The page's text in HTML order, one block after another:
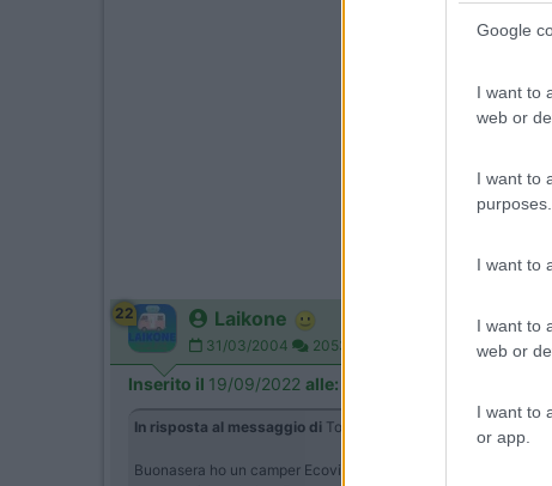
Google
I want to
web or
I want to
purposes.
I want to
I want to
web or
I want to
or app.
22 Laikone
31/03/2004 20533
Inserito il 19/09/2022 alle:
In risposta al messaggio di TommasoPisa
Buonasera ho un camper Ecovip 672 marca Laika, con